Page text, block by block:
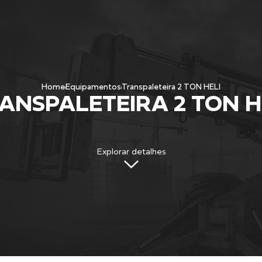
Home Equipamentos Transpaleteira 2 TON HELI
2 TON
Explorar detalhes